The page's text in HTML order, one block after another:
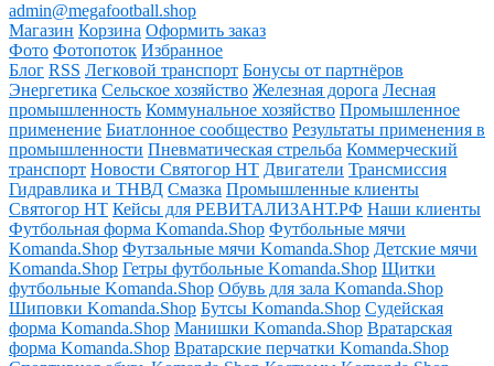
admin@megafootball.shop
Магазин Корзина Оформить заказ
Фото Фотопоток Избранное
Блог RSS Легковой транспорт Бонусы от партнёров
Энергетика Сельское хозяйство Железная дорога Лесная
промышленность Коммунальное хозяйство Промышленное
применение Биатлонное сообщество Результаты применения в
промышленности Пневматическая стрельба Коммерческий
транспорт Новости Святогор НТ Двигатели Трансмиссия
Гидравлика и ТНВД Смазка Промышленные клиенты
Святогор НТ Кейсы для РЕВИТАЛИЗАНТ.РФ Наши клиенты
Футбольная форма Komanda.Shop Футбольные мячи
Komanda.Shop Футзальные мячи Komanda.Shop Детские мячи
Komanda.Shop Гетры футбольные Komanda.Shop Щитки
футбольные Komanda.Shop Обувь для зала Komanda.Shop
Шиповки Komanda.Shop Бутсы Komanda.Shop Судейская
форма Komanda.Shop Манишки Komanda.Shop Вратарская
форма Komanda.Shop Вратарские перчатки Komanda.Shop